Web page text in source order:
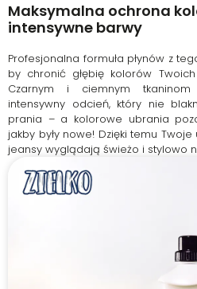
Maksymalna ochrona
intensywne barwy
Profesjonalna formuła płynów z
by chronić głębię kolorów
Czarnym i ciemnym tkaninom
intensywny odcień, który nie
prania – a kolorowe ubrania
jakby były nowe! Dzięki temu
jeansy wyglądają świeżo i stylowo